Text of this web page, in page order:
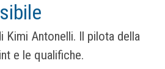
Kimi Antonelli. Il pilota della
e le qualifiche.